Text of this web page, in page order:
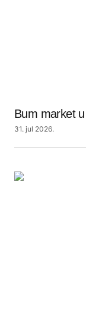
Bum market
31. jul 2026.